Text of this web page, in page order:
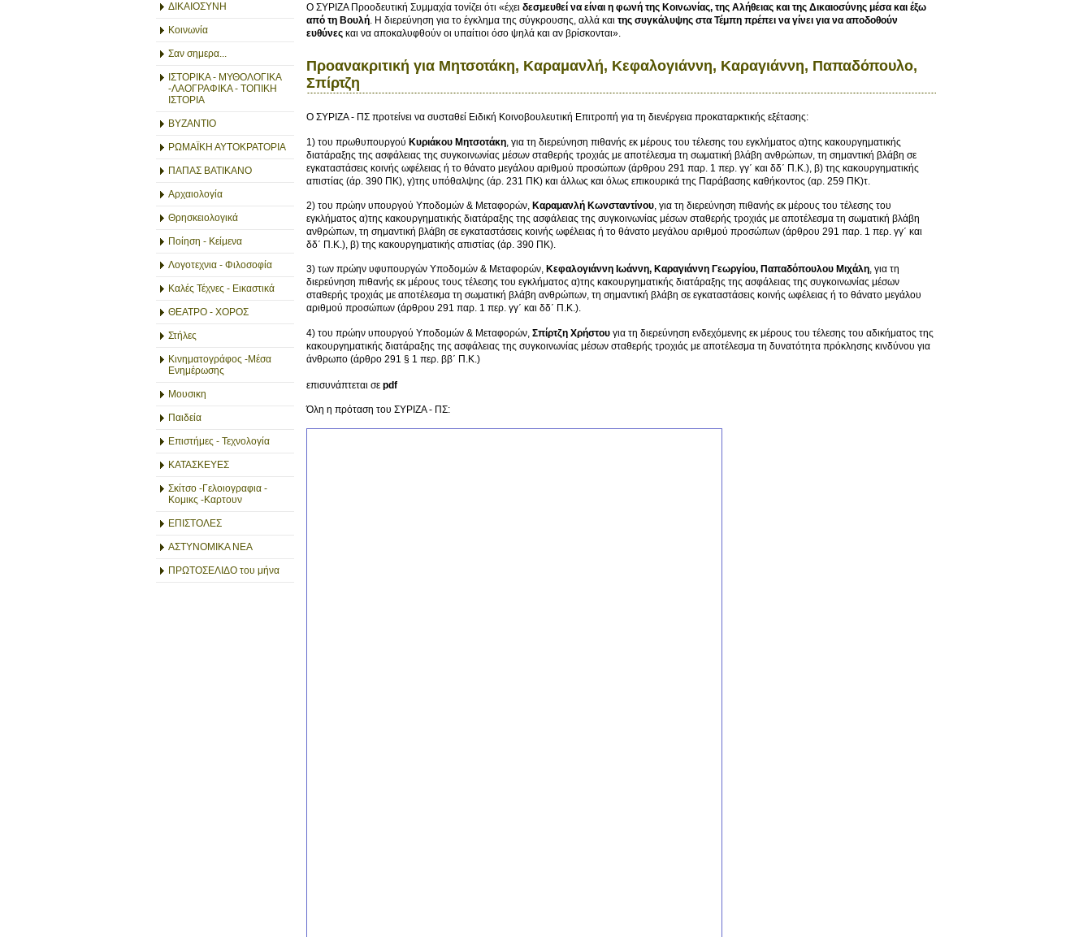
ΔΙΚΑΙΟΣΥΝΗ
Κοινωνία
Σαν σημερα...
ΙΣΤΟΡΙΚΑ - ΜΥΘΟΛΟΓΙΚΑ
-ΛΑΟΓΡΑΦΙΚΑ - ΤΟΠΙΚΗ
ΙΣΤΟΡΙΑ
ΒΥΖΑΝΤΙΟ
ΡΩΜΑΪΚΗ ΑΥΤΟΚΡΑΤΟΡΙΑ
ΠΑΠΑΣ ΒΑΤΙΚΑΝΟ
Αρχαιολογία
Θρησκειολογικά
Ποίηση - Κείμενα
Λογοτεχνια - Φιλοσοφία
Καλές Τέχνες - Εικαστικά
ΘΕΑΤΡΟ - ΧΟΡΟΣ
Στήλες
Κινηματογράφος -Μέσα
Ενημέρωσης
Μουσικη
Παιδεία
Επιστήμες - Τεχνολογία
ΚΑΤΑΣΚΕΥΕΣ
Σκίτσο -Γελοιογραφια -
Κομικς -Καρτουν
ΕΠΙΣΤΟΛΕΣ
ΑΣΤΥΝΟΜΙΚΑ ΝΕΑ
ΠΡΩΤΟΣΕΛΙΔΟ του μήνα
Ο ΣΥΡΙΖΑ Προοδευτική Συμμαχία τονίζει ότι «έχει δεσμευθεί να είναι η φωνή της Κοινωνίας, της Αλήθειας και της Δικαιοσύνης μέσα και έξω
από τη Βουλή. Η διερεύνηση για το έγκλημα της σύγκρουσης, αλλά και της συγκάλυψης στα Τέμπη πρέπει να γίνει για να αποδοθούν
ευθύνες και να αποκαλυφθούν οι υπαίτιοι όσο ψηλά και αν βρίσκονται».
Προανακριτική για Μητσοτάκη, Καραμανλή, Κεφαλογιάννη, Καραγιάννη, Παπαδόπουλο,
Σπίρτζη
Ο ΣΥΡΙΖΑ - ΠΣ προτείνει να συσταθεί Ειδική Κοινοβουλευτική Επιτροπή για τη διενέργεια προκαταρκτικής εξέτασης:
1) του πρωθυπουργού Κυριάκου Μητσοτάκη , για τη διερεύνηση πιθανής εκ μέρους του τέλεσης του εγκλήματος α)της κακουργηματικής
διατάραξης της ασφάλειας της συγκοινωνίας μέσων σταθερής τροχιάς με αποτέλεσμα τη σωματική βλάβη ανθρώπων, τη σημαντική βλάβη σε
εγκαταστάσεις κοινής ωφέλειας ή το θάνατο μεγάλου αριθμού προσώπων (άρθρου 291 παρ. 1 περ. γγ΄ και δδ΄ Π.Κ.), β) της κακουργηματικής
απιστίας (άρ. 390 ΠΚ), γ)της υπόθαλψης (άρ. 231 ΠΚ) και άλλως και όλως επικουρικά της Παράβασης καθήκοντος (αρ. 259 ΠΚ)τ.
2) του πρώην υπουργού Υποδομών & Μεταφορών, Καραμανλή Κωνσταντίνου, για τη διερεύνηση πιθανής εκ μέρους του τέλεσης του
εγκλήματος α)της κακουργηματικής διατάραξης της ασφάλειας της συγκοινωνίας μέσων σταθερής τροχιάς με αποτέλεσμα τη σωματική βλάβη
ανθρώπων, τη σημαντική βλάβη σε εγκαταστάσεις κοινής ωφέλειας ή το θάνατο μεγάλου αριθμού προσώπων (άρθρου 291 παρ. 1 περ. γγ΄ και
δδ΄ Π.Κ.), β) της κακουργηματικής απιστίας (άρ. 390 ΠΚ).
3) των πρώην υφυπουργών Υποδομών & Μεταφορών, Κεφαλογιάννη Ιωάννη, Καραγιάννη Γεωργίου, Παπαδόπουλου Μιχάλη, για τη
διερεύνηση πιθανής εκ μέρους τους τέλεσης του εγκλήματος α)της κακουργηματικής διατάραξης της ασφάλειας της συγκοινωνίας μέσων
σταθερής τροχιάς με αποτέλεσμα τη σωματική βλάβη ανθρώπων, τη σημαντική βλάβη σε εγκαταστάσεις κοινής ωφέλειας ή το θάνατο μεγάλου
αριθμού προσώπων (άρθρου 291 παρ. 1 περ. γγ΄ και δδ΄ Π.Κ.).
4) του πρώην υπουργού Υποδομών & Μεταφορών, Σπίρτζη Χρήστου για τη διερεύνηση ενδεχόμενης εκ μέρους του τέλεσης του αδικήματος της
κακουργηματικής διατάραξης της ασφάλειας της συγκοινωνίας μέσων σταθερής τροχιάς με αποτέλεσμα τη δυνατότητα πρόκλησης κινδύνου για
άνθρωπο (άρθρο 291 § 1 περ. ββ΄ Π.Κ.)
επισυνάπτεται σε pdf
Όλη η πρόταση του ΣΥΡΙΖΑ - ΠΣ: